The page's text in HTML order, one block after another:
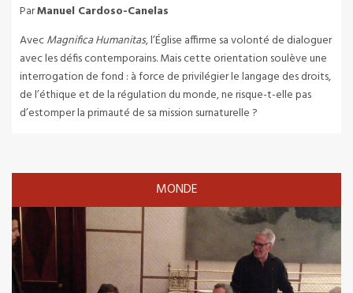
ParManuel Cardoso-Canelas
AvecMagnifica Humanitas, l’Église affirme sa volonté de dialoguer
avec les défis contemporains. Mais cette orientation soulève une
interrogation de fond : à force de privilégier le langage des droits,
de l’éthique et de la régulation du monde, ne risque-t-elle pas
d’estomper la primauté de sa mission surnaturelle ?
MONDE